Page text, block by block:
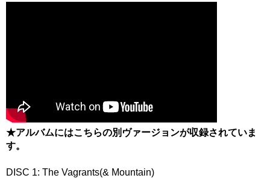
★アルバムにはこちらの別ヴァージョンが収録されていま
す。
DISC 1: The Vagrants(& Mountain)